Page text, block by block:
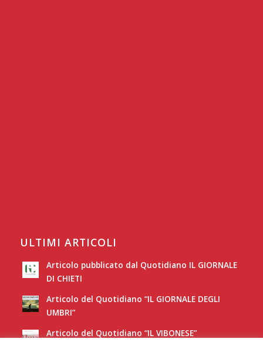
ULTIMI ARTICOLI
Articolo pubblicato dal Quotidiano IL GIORNALE
DI CHIETI
Articolo del Quotidiano “IL GIORNALE DEGLI
UMBRI”
Articolo del Quotidiano “IL VIBONESE”